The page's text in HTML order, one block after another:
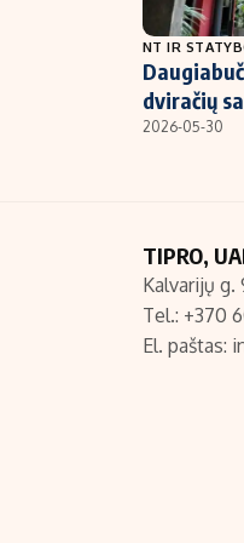
NT ir statybos
NT IR
dviračių
2026-05-30
TIPRO,
Kalvarijų g.
Tel.: +370
El. paštas: